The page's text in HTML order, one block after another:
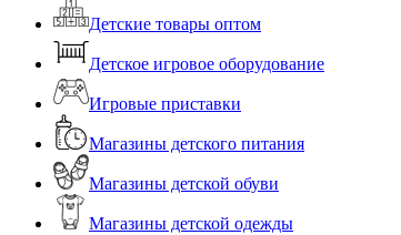
Детские товары оптом
Детское игровое оборудование
Игровые приставки
Магазины детского питания
Магазины детской обуви
Магазины детской одежды